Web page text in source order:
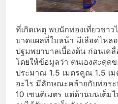
ที่เกิดเหตุ พบนักท่องเที่ยวชา
บาดแผลที่ใบหน้า มีเลือดไหล
ปฐมพยาบาลเบื้องต้น ก่อนเค
โดยให้ข้อมูลว่า ตนเองสะดุด
ประมาณ 1.5 เมตรคูณ 1.5 เ
อะไร มีลักษณะคล้ายกับท่อร
10 เซนติเมตร แต่ด้านบนเต็ม